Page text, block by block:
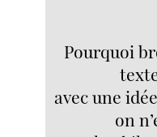
Pourquoi
avec une
on